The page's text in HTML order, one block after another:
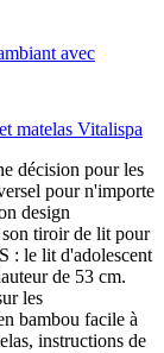
matelas Vitalispa
décision pour les
pour n'importe
design
tiroir de lit pour
: le lit d'adolescent
de 53 cm.
les
bambou facile à
instructions de